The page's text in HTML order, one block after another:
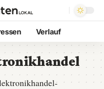
Verlauf